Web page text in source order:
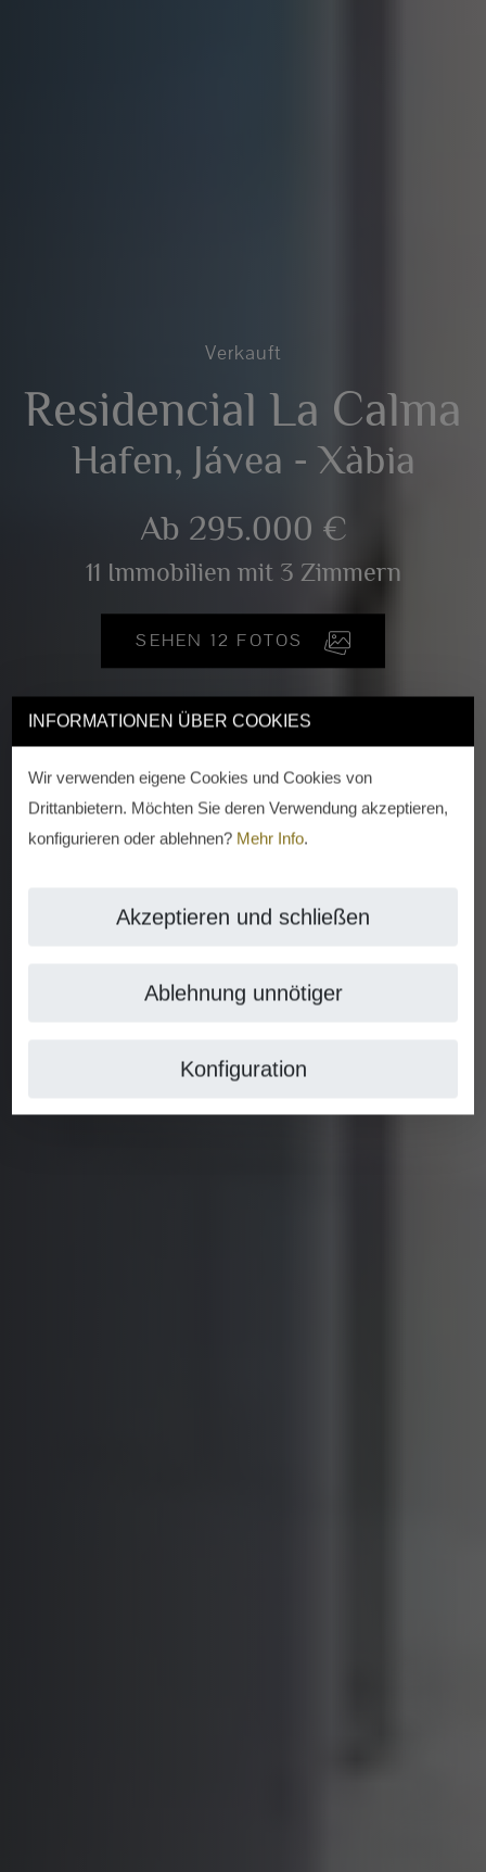
INFORMATIONEN ÜBER COOKIES
Wir verwenden eigene Cookies und Cookies von
Drittanbietern. Möchten Sie deren Verwendung akzeptieren,
konfigurieren oder ablehnen? Mehr Info.
Akzeptieren und schließen
Ablehnung unnötiger
Konfiguration
Verkauft
Residencial La Calma
Hafen, Jávea - Xàbia
Ab 295.000 €
11 Immobilien mit 3 Zimmern
SEHEN 12 FOTOS